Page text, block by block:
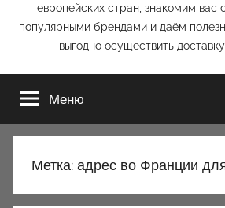
европейских стран, знакомим вас
популярными брендами и даём
выгодно осуществить
Меню
Метка: адрес во Франции